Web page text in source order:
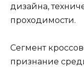
дизайна,
проходимости.
Сегмент
признание